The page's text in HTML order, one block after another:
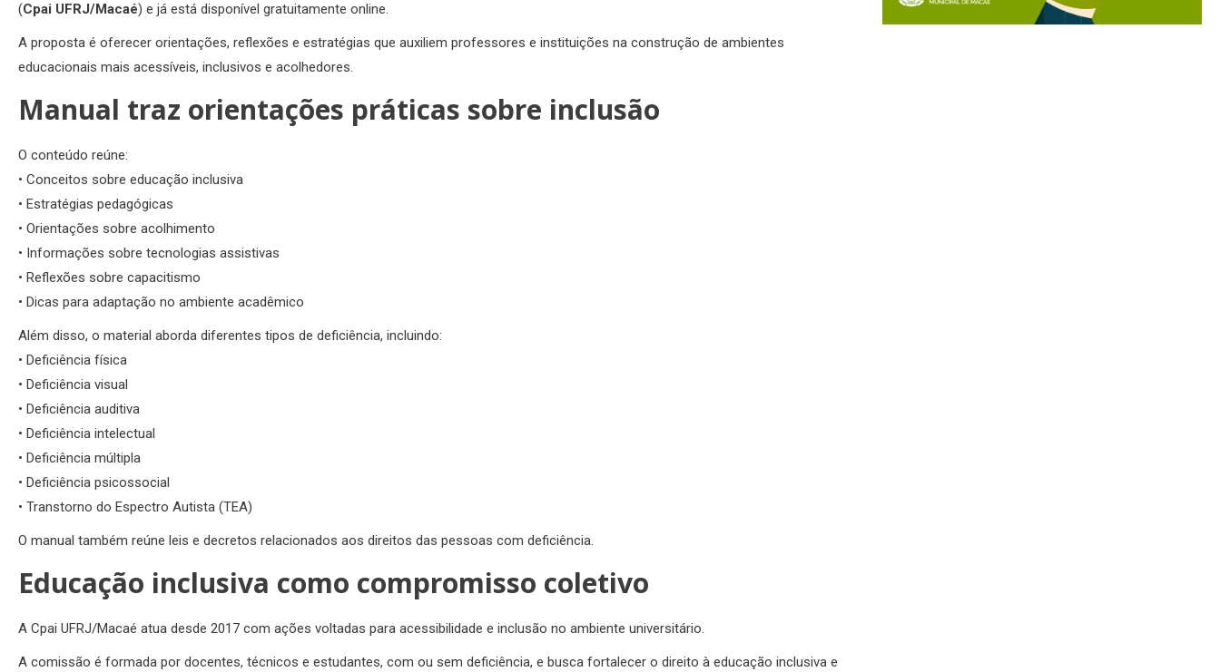
(Cpai UFRJ/Macaé) e já está disponível gratuitamente online.
A proposta é oferecer orientações, reflexões e estratégias que auxiliem professores e instituições na construção de ambientes
educacionais mais acessíveis, inclusivos e acolhedores.
Manual traz orientações práticas sobre inclusão
O conteúdo reúne:
• Conceitos sobre educação inclusiva
• Estratégias pedagógicas
• Orientações sobre acolhimento
• Informações sobre tecnologias assistivas
• Reflexões sobre capacitismo
• Dicas para adaptação no ambiente acadêmico
Além disso, o material aborda diferentes tipos de deficiência, incluindo:
• Deficiência física
• Deficiência visual
• Deficiência auditiva
• Deficiência intelectual
• Deficiência múltipla
• Deficiência psicossocial
• Transtorno do Espectro Autista (TEA)
O manual também reúne leis e decretos relacionados aos direitos das pessoas com deficiência.
Educação inclusiva como compromisso coletivo
A Cpai UFRJ/Macaé atua desde 2017 com ações voltadas para acessibilidade e inclusão no ambiente universitário.
A comissão é formada por docentes, técnicos e estudantes, com ou sem deficiência, e busca fortalecer o direito à educação inclusiva e